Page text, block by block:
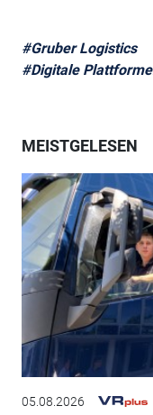
#Gruber Logistics
#Digitale
MEISTGELESEN
05.08.2026